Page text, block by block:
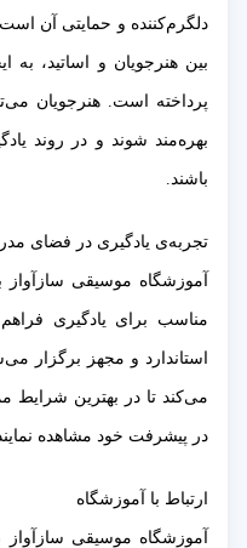
دلگرم‌کننده و حمایتی آن
بین هنرجویان و اساتید،
پرداخته است. هنرجویان
بهره‌مند شوند و در روند
باشند.
تجربه‌ی یادگیری در فضای
آموزشگاه موسیقی سازآواز
مناسب برای یادگیری
استاندارد و مجهز برگزار
می‌کند تا در بهترین شرایط
در پیشرفت خود مشاهده
ارتباط با آموزشگاه
آموزشگاه موسیقی